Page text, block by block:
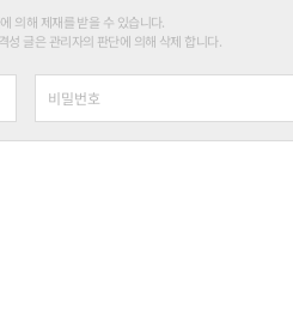
의해 제재를 받을 수 있습니다.
성 글은 관리자의 판단에 의해 삭제 합니다.